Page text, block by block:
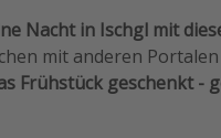
Nacht in Ischgl mit
mit anderen Portalen
Frühstück geschenkt -